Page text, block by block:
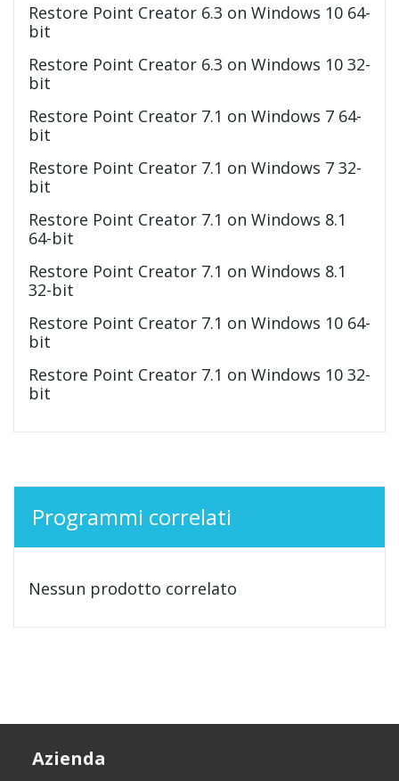
Restore Point Creator 6.3 on Windows 10 64-
bit
Restore Point Creator 6.3 on Windows 10 32-
bit
Restore Point Creator 7.1 on Windows 7 64-
bit
Restore Point Creator 7.1 on Windows 7 32-
bit
Restore Point Creator 7.1 on Windows 8.1
64-bit
Restore Point Creator 7.1 on Windows 8.1
32-bit
Restore Point Creator 7.1 on Windows 10 64-
bit
Restore Point Creator 7.1 on Windows 10 32-
bit
Programmi correlati
Nessun prodotto correlato
Azienda